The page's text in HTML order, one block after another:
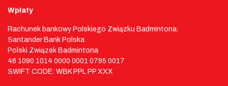
Wpłaty
Rachunek bankowy Polskiego Związku Badmintona:
Santander Bank Polska
Polski Związek Badmintona
46 1090 1014 0000 0001 0795 0017
SWIFT CODE: WBK PPL PP XXX